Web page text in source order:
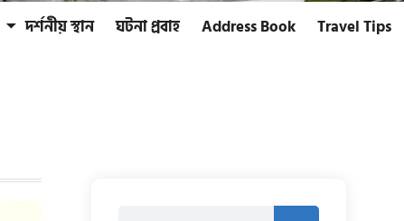
দর্শনীয় স্থান ঘটনা প্রবাহ Address Book
Travel Tips